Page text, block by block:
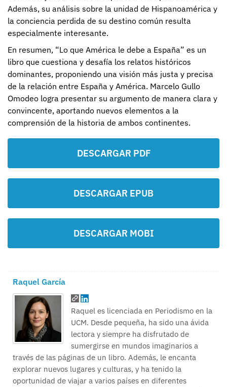
Además, su análisis sobre la unidad de Hispanoamérica y
la conciencia perdida de su destino común resulta
especialmente interesante.
En resumen, “Lo que América le debe a España” es un
libro que cuestiona y desafía los relatos históricos
dominantes, proponiendo una visión más justa y precisa
de la relación entre España y América. Marcelo Gullo
Omodeo logra presentar su argumento de manera clara y
convincente, aportando nuevos elementos a la
comprensión de la historia de ambos continentes.
DESCARGAR PDF
DESCARGAR EPUB
DESCARGAR MOBI
Raquel García
Raquel es licenciada en Periodismo en la
UCM. Desde pequeña, ha sido una ávida
lectora y siempre ha disfrutado de
sumergirse en mundos imaginarios a
través de las páginas de un libro. Además, le encanta
explorar nuevos lugares y culturas, y ha tenido la
oportunidad de viajar a varios países en diferentes